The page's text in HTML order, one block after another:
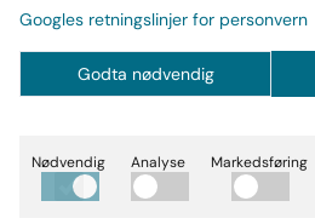
1.999,-
På lager
Googles retningslinjer for personvern
Godta nødvendig
Nødvendig Analyse Markedsføring